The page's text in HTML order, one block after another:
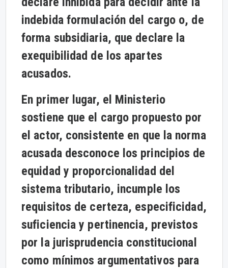
indebida formulación del cargo o, de
forma subsidiaria, que declare la
exequibilidad de los apartes
acusados.
En primer lugar, el Ministerio
sostiene que el cargo propuesto por
el actor, consistente en que la norma
acusada desconoce los principios de
equidad y proporcionalidad del
sistema tributario, incumple los
requisitos de certeza, especificidad,
suficiencia y pertinencia, previstos
por la jurisprudencia constitucional
como mínimos argumentativos para